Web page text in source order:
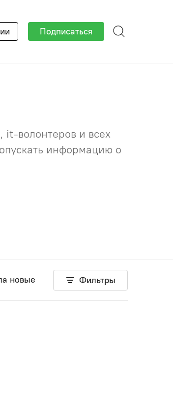
Подписаться
it-волонтеров и всех
информацию о
новые Фильтры